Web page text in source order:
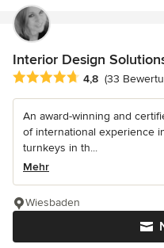
Interior Design
Durchschnittliche
4,8 (33
An award-winning and
of international experience
turnkeys in th...
Mehr
Wiesbaden